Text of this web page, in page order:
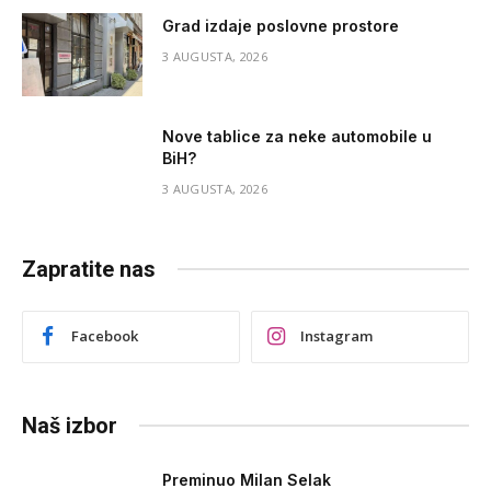
Grad izdaje poslovne prostore
3 AUGUSTA, 2026
Nove tablice za neke automobile u
BiH?
3 AUGUSTA, 2026
Zapratite nas
Facebook Instagram
Naš izbor
Preminuo Milan Selak